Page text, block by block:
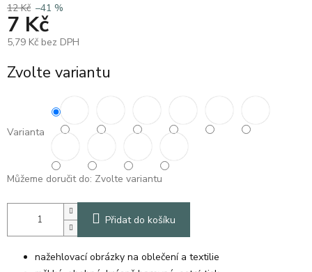
produktu
je
0,0
z
hvězdiček.
12 Kč –41 %
7 Kč
5,79 Kč bez DPH
cena:
Zvolte variantu
Varianta
Můžeme doručit do: Zvolte variantu
Přidat do košíku
nažehlovací obrázky na oblečení a textilie